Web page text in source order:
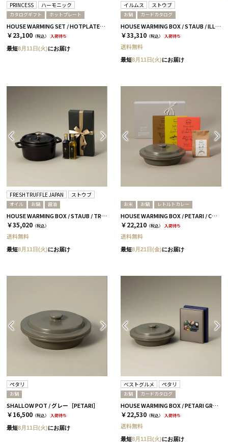
PRINCESS ハーモニック
カタログギフト ホットプレート
HOUSE WARMING SET / HOTPLATE-mini & FOOD CATALOG HMC
￥23,100 （税込） 入荷待ち
最短8月11日(火)にお届け
イルムス ストウブ
お鍋 カードカタログ
HOUSE WARMING BOX / STAUB / ILLUMS ストロイエ-C BLACK
￥33,310 （税込） 入荷待ち
送料無料
最短8月11日(火)にお届け
FRESH TRUFFLE JAPAN ストウブ
オイル お鍋 醤油
HOUSE WARMING BOX / STAUB / TRUFFLE OIL BLACK
￥35,020 （税込）
送料無料
最短8月11日(火)にお届け
お米 お鍋 レトルトカレー
HOUSE WARMING BOX / PETARI / CURRY&RICE PETARI GRAY
￥22,210 （税込） 入荷待ち
送料無料
最短8月21日(金)にお届け
ペタリ
お鍋
SHALLOW POT / グレー［PETARI］
￥16,500 （税込） 入荷待ち
最短8月11日(火)にお届け
ベストグルメ ペタリ
お鍋 カードカタログ
HOUSE WARMING BOX / PETARI GRAY / CATALOG アリーグル
￥22,530 （税込） 入荷待ち
送料無料
最短8月11日(火)にお届け